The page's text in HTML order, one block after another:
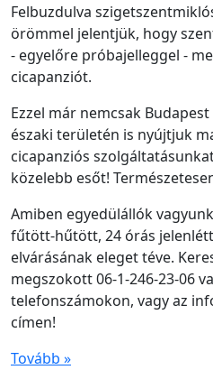
Felbuzdulva
örömmel jelentjük, hogy
- egyelőre próbajelleggel -
cicapanziót.
Ezzel már nemcsak
északi területén is nyújtjuk
cicapanziós
közelebb esőt!
Amiben egyedülállók
fűtött-hűtött, 24 órás
elvárásának eleget téve.
megszokott 06-1-246-23-06
telefonszámokon, vagy az
címen!
Tovább »